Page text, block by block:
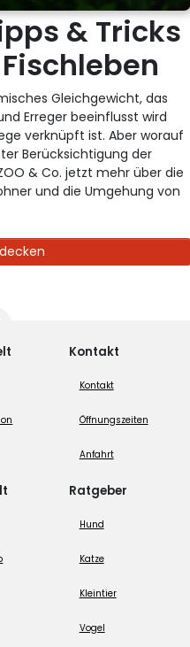
& Tricks
Gleichgewicht, das
Erreger beeinflusst wird
verknüpft ist. Aber worauf
Berücksichtigung der
& Co. jetzt mehr über die
und die Umgehung von
Kontakt
Kontakt
Öffnungszeiten
Anfahrt
Ratgeber
Hund
Katze
Kleintier
Vogel